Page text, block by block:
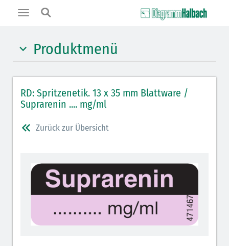
Toggle
Produktmenü
Benzodiazepine (orange)
Benzodiazepin-Antagonisten (orange schraffiert)
Muskelrelaxantien (rot weißer Kopfbalken)
Opiate/Opioide (hellblau)
Opioid-Antagonisten (hellblau schraffiert)
Lokalanästhetika (grau)
RD: Spritzenetik. 13 x 35 mm Blattware /
Suprarenin .... mg/ml
Zurück zur Übersicht